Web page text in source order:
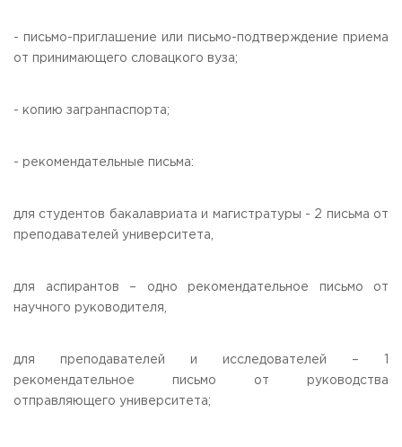
- письмо-приглашение или письмо-подтверждение приема
от принимающего словацкого вуза;
- копию загранпаспорта;
- рекомендательные письма:
для студентов бакалавриата и магистратуры - 2 письма от
преподавателей университета,
для аспирантов – одно рекомендательное письмо от
научного руководителя,
для преподавателей и исследователей – 1
рекомендательное письмо от руководства
отправляющего университета;